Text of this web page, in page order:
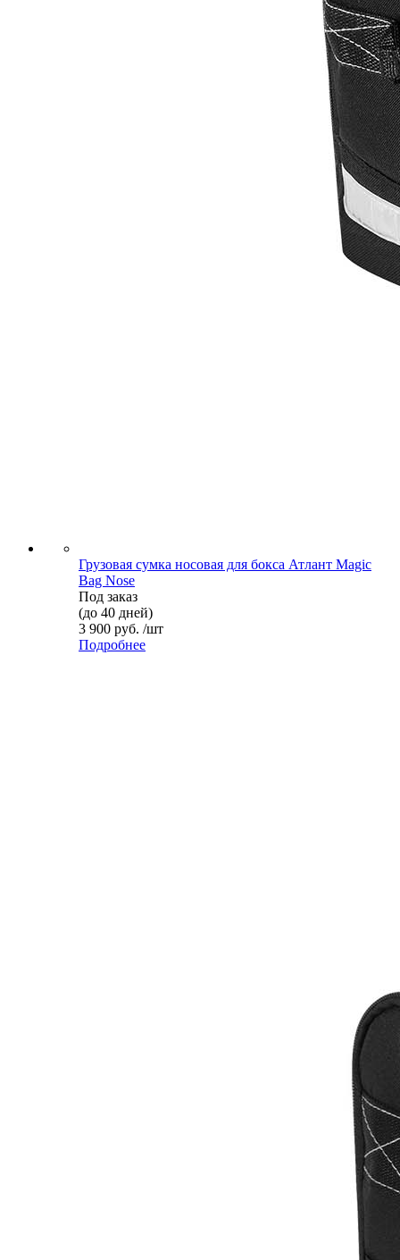
Грузовая сумка носовая для бокса Атлант Magic
Bag Nose
Под заказ
(до 40 дней)
3 900 руб. /шт
Подробнее